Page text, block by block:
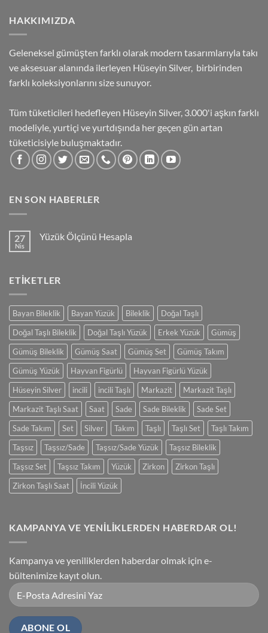
HAKKIMIZDA
Geleneksel gümüşten farklı olarak modern tasarımlarıyla takı
ve aksesuar alanında ilerleyen Hüseyin Silver, birbirinden
farklı koleksiyonlarını size sunuyor.
Tüm tüketicileri hedefleyen Hüseyin Silver, 3.000'i aşkın farklı
modeliyle, yurtiçi ve yurtdışında her geçen gün artan
tüketicisiyle buluşmaktadır.
EN SON HABERLER
27
Nis
Yüzük Ölçünü Hesapla
Hesapla
ETIKETLER
Bayan Bileklik Bayan Yüzük Bileklik
Doğal Taşlı
Doğal Taşlı Bileklik
Doğal Taşlı Yüzük Erkek Yüzük
Gümüş
Gümüş Bileklik
Gümüş Saat Gümüş Set
Gümüş Takım
Gümüş Yüzük
Hayvan Figürlü
Hayvan Figürlü Yüzük
Hüseyin Silver
incili incili Taşlı Markazit
Markazit Taşlı
Markazit Taşlı Saat
Saat Sade Sade Bileklik
Sade Set
Sade Takım
Set Silver Takım Taşlı Taşlı Set
Taşlı Takım
Taşsız
Taşsız/Sade Taşsız/Sade Yüzük
Taşsız Bileklik
Taşsız Set
Taşsız Takım Yüzük Zirkon
Zirkon Taşlı
Zirkon Taşlı Saat
İncili Yüzük
KAMPANYA VE YENİLİKLERDEN HABERDAR OL!
Kampanya ve yeniliklerden haberdar olmak için e-
bültenimize kayıt olun.